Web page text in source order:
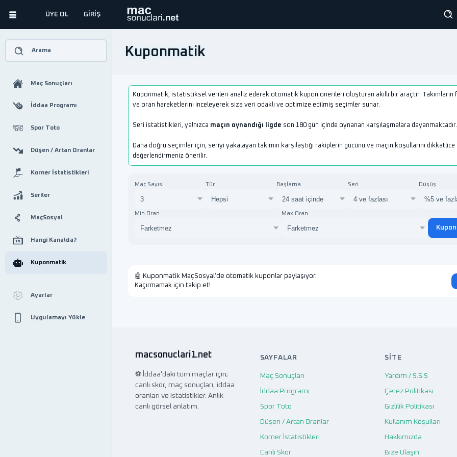
ÜYE OL GİRİŞ
Arama
Maç Sonuçları
İddaa Programı
Spor Toto
Düşen / Artan Oranlar
Korner İstatistikleri
Seriler
MaçSosyal
Hangi Kanalda?
Kuponmatik
Ayarlar
Uygulamayı Yükle
Kuponmatik
Kuponmatik, istatistiksel verileri analiz ederek otomatik kupon önerileri oluşturan akıllı bir araçtır. Takımların
ve oran hareketlerini inceleyerek size veri odaklı ve optimize edilmiş seçimler sunar.
Seri istatistikleri, yalnızca maçın oynandığı ligde son 180 gün içinde oynanan karşılaşmalara dayanmaktadır.
Daha doğru seçimler için, seriyi yakalayan takımın karşılaştığı rakiplerin gücünü ve maçın koşullarını dikkatlice
değerlendirmeniz önerilir.
Maç Sayısı Tür Başlama Seri Düşüş
Min Oran Max Oran
🤖 Kuponmatik MaçSosyal’de otomatik kuponlar paylaşıyor.
Kaçırmamak için takip et!
macsonuclari1.net
⚽ İddaa'daki tüm maçlar için;
canlı skor, maç sonuçları, iddaa
oranları ve istatistikler. Anlık
canlı görsel anlatım.
SAYFALAR
Maç Sonuçları
İddaa Programı
Spor Toto
Düşen / Artan Oranlar
Korner İstatistikleri
Canlı Skor
SITE
Yardım / S.S.S
Çerez Politikası
Gizlilik Politikası
Kullanım Koşulları
Hakkımızda
Bize Ulaşın